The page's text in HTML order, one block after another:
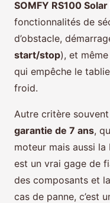
SOMFY RS100 Solar
fonctionnalités de
d’obstacle,
start/stop), et
qui empêche le
froid.
Autre critère
garantie de 7 ans,
moteur mais aussi
est un vrai gage de
des composants et
cas de panne, c’est